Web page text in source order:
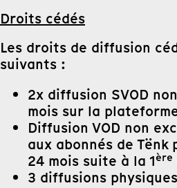
Droits cédés
Les droits de diffusion
suivants :
2x diffusion SVOD
mois sur la
Diffusion VOD non
aux abonnés de
24 mois suite à la 1ère
3 diffusions